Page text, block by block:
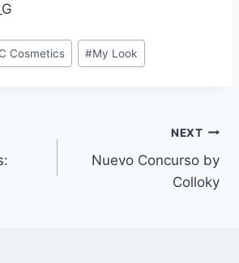
Cosmetics #My Look
NEXT
Nuevo Concurso by
Colloky